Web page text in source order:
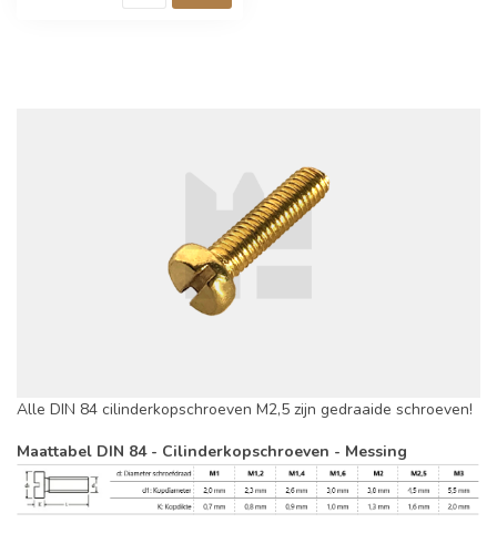
Alle DIN 84 cilinderkopschroeven M2,5 zijn gedraaide schroeven!
Maattabel DIN 84 - Cilinderkopschroeven - Messing